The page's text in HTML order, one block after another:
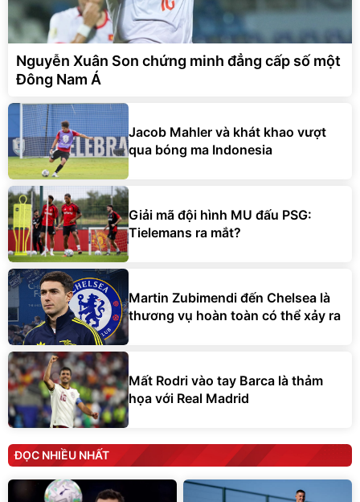
Nguyễn Xuân Son chứng minh đẳng cấp số một
Đông Nam Á
Jacob Mahler và khát khao vượt
qua bóng ma Indonesia
Giải mã đội hình MU đấu PSG:
Tielemans ra mắt?
Martin Zubimendi đến Chelsea là
thương vụ hoàn toàn có thể xảy ra
Mất Rodri vào tay Barca là thảm
họa với Real Madrid
ĐỌC NHIỀU NHẤT